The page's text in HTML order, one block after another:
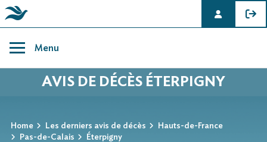
content
Menu
AVIS DE DÉCÈS ÉTERPIGNY
Home Les derniers avis de décès
Hauts-de-France
Pas-de-Calais
Éterpigny